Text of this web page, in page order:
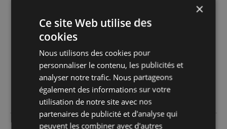
Pompe MJB-VS ON.E à vitesse
variable
Prix publics à partir de
HT / Pièce
×
Ce site Web utilise des
cookies
Nous utilisons des cookies pour
personnaliser le contenu, les publicités et
analyser notre trafic. Nous partageons
également des informations sur votre
utilisation de notre site avec nos
partenaires de publicité et d'analyse qui
peuvent les combiner avec d'autres